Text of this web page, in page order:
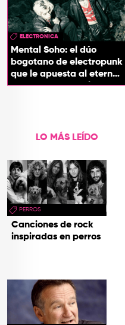
ELECTRONICA
Mental Soho: el dúo
bogotano de electropunk
que le apuesta al eterno
presente con su álbum
LO MÁS LEÍDO
PERROS
Canciones de rock
inspiradas en perros